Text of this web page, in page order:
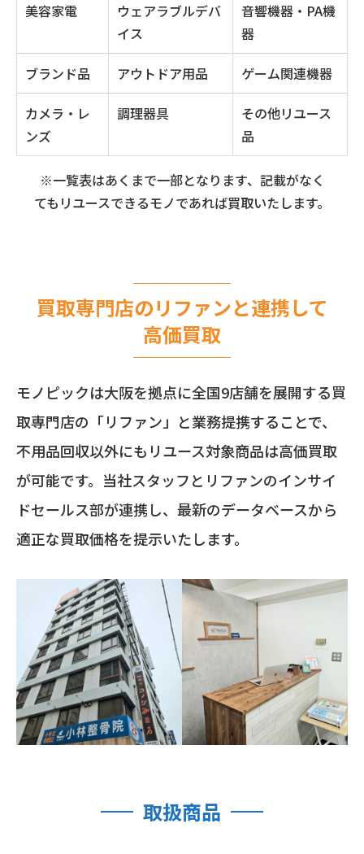
美容家電
ウェアラブルデバ
イス
音響機器・PA機
器
ブランド品 アウトドア用品 ゲーム関連機器
カメラ・レ
ンズ
調理器具
その他リユース
品
※一覧表はあくまで一部となります、記載がなく
てもリユースできるモノであれば買取いたします。
買取専門店のリファンと連携して
高価買取
モノピックは大阪を拠点に全国9店舗を展開する買
取専門店の「リファン」と業務提携することで、
不用品回収以外にもリユース対象商品は高価買取
が可能です。当社スタッフとリファンのインサイ
ドセールス部が連携し、最新のデータベースから
適正な買取価格を提示いたします。
取扱商品